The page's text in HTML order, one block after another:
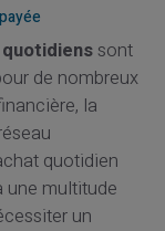
sont
de nombreux
la
quotidien
une multitude
un